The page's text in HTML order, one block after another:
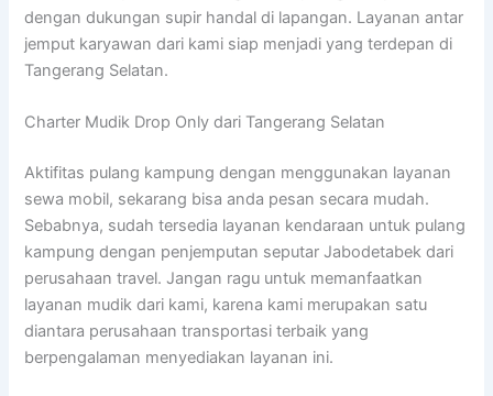
dengan dukungan supir handal di lapangan. Layanan antar
jemput karyawan dari kami siap menjadi yang terdepan di
Tangerang Selatan.
Charter Mudik Drop Only dari Tangerang Selatan
Aktifitas pulang kampung dengan menggunakan layanan
sewa mobil, sekarang bisa anda pesan secara mudah.
Sebabnya, sudah tersedia layanan kendaraan untuk pulang
kampung dengan penjemputan seputar Jabodetabek dari
perusahaan travel. Jangan ragu untuk memanfaatkan
layanan mudik dari kami, karena kami merupakan satu
diantara perusahaan transportasi terbaik yang
berpengalaman menyediakan layanan ini.